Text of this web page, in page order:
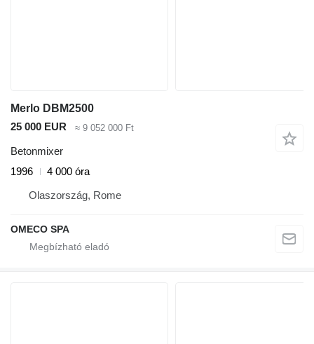
Merlo DBM2500
25 000 EUR
≈ 9 052 000 Ft
Betonmixer
1996
4 000 óra
Olaszország, Rome
OMECO SPA